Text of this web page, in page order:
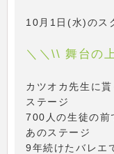
10月1日(水)のス
＼＼\\ 舞台の
カツオカ先生に
ステージ
700人の生徒の前
あのステージ
9年続けたバレエ